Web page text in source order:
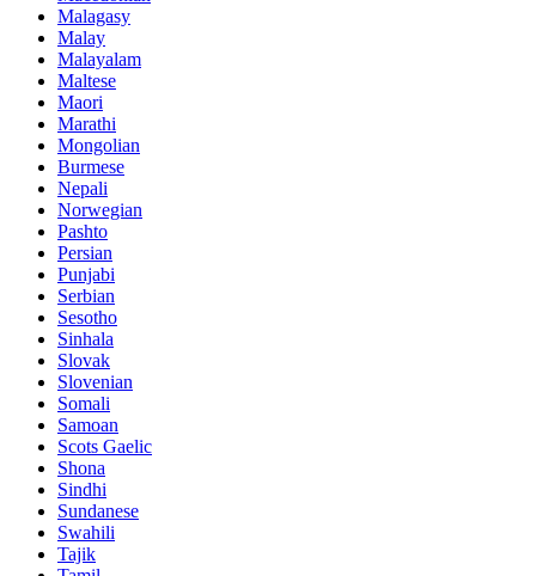
Malagasy
Malay
Malayalam
Maltese
Maori
Marathi
Mongolian
Burmese
Nepali
Norwegian
Pashto
Persian
Punjabi
Serbian
Sesotho
Sinhala
Slovak
Slovenian
Somali
Samoan
Scots Gaelic
Shona
Sindhi
Sundanese
Swahili
Tajik